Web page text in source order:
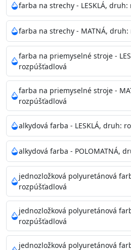
Riedenie: 0-5% riedidlom T300-
aplikácie
Doba schnutia na dotyk: 2-3
Doba na druhý náter:
16-18
Balenie: 180ml, 375ml, 750ml,
Výdatnosť na jednu vrstvu:
Aplikácia:štetec, valček,
Povrchová úprava
Je možné tónovať v systéme
Merná hmotnosť : 1,22 ± 0,02
Čistenie: riedidlom T300 alebo
Príprava povrchu
Povrchy musia byť čisté, suché,
mastnoty a materiálov so zlou
povrch ľahko obrúste a
riedidlom T300.
Skladovanie
48 mesiacov v orig. uzavretých
farba na strechy - LESKLÁ,
farba na strechy - MATNÁ,
farba na priemyselné stroje -
rozpúšťadlová
farba na priemyselné stroje -
rozpúšťadlová
alkydová farba - LESKLÁ, druh:
alkydová farba - POLOMATNÁ,
jednozložková polyuretánová
rozpúšťadlová
jednozložková polyuretánová
rozpúšťadlová
jednozložková polyuretánová